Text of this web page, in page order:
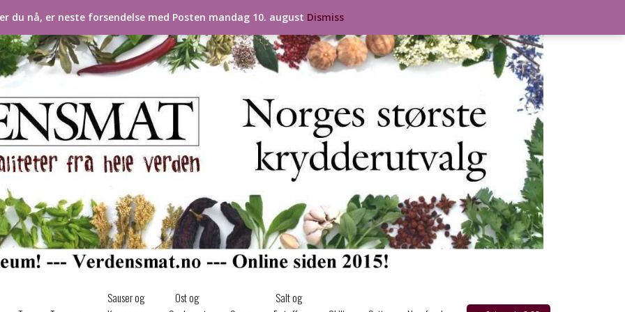
Sauser og
Ost og
Salt og
du nå, er neste forsendelse med Posten mandag 10. august Dismiss